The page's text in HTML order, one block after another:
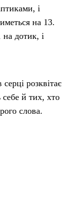
і
на 13.
дотик, і
розквітає
себе й тих, хто
слова.